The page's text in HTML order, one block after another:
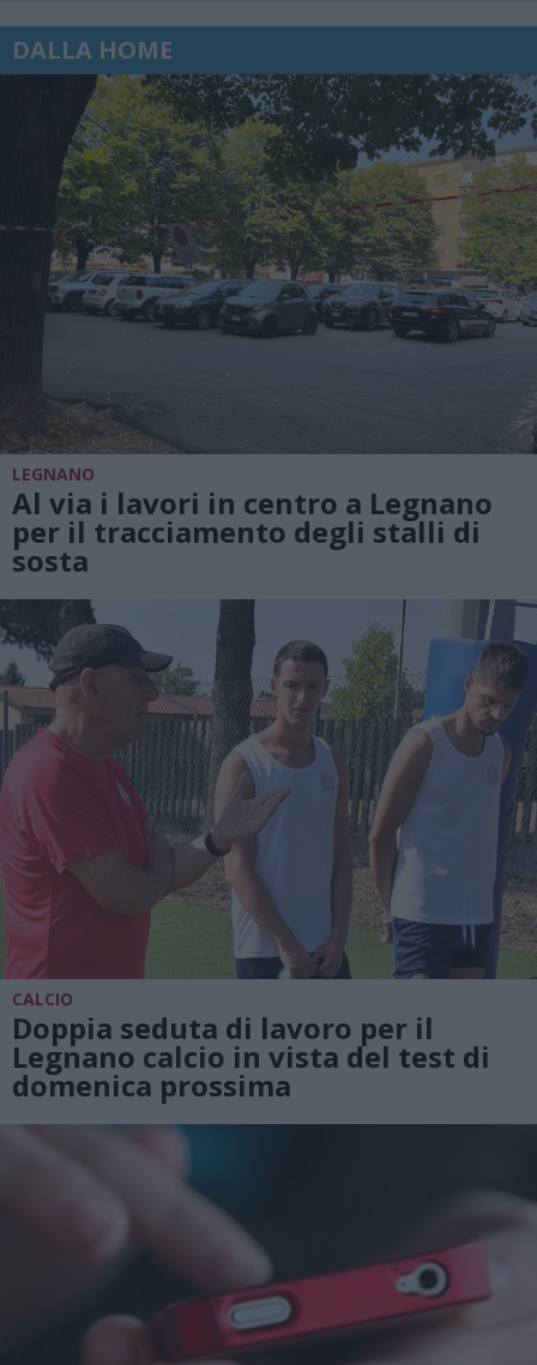
DALLA HOME
LEGNANO
Al via i lavori in centro a Legnano
per il tracciamento degli stalli di
sosta
CALCIO
Doppia seduta di lavoro per il
Legnano calcio in vista del test di
domenica prossima